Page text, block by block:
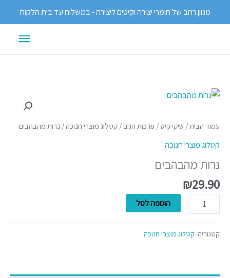
מגוון רחב של חומרי יצירה וקיטים ליצירה - במשלוח עד בית הלקוח
עמוד הבית/ שיקי קיט / ערכות חגים/ קטלוג מוצרי חנוכה / נרות מהבהבים
קטלוג מוצרי חנוכה
נרות מהבהבים
₪29.90
כמות
נרות
הוספה לסל
קטגוריה: קטלוג מוצרי חנוכה